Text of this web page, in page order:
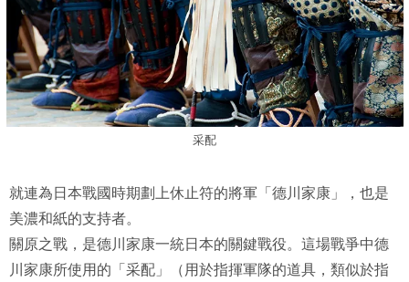
采配
就連為日本戰國時期劃上休止符的將軍「德川家康」，也是
美濃和紙的支持者。
關原之戰，是德川家康一統日本的關鍵戰役。這場戰爭中德
川家康所使用的「采配」（用於指揮軍隊的道具，類似於指